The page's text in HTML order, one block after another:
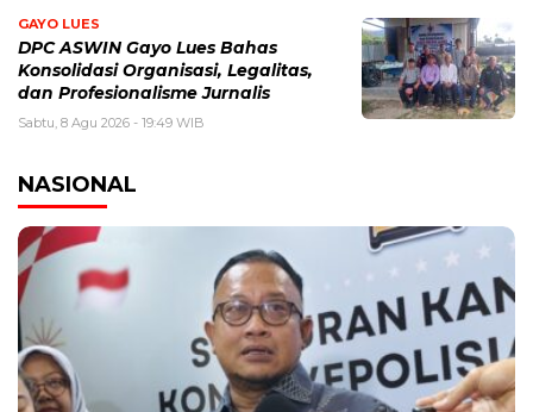
GAYO LUES
DPC ASWIN Gayo Lues Bahas
Konsolidasi Organisasi, Legalitas,
dan Profesionalisme Jurnalis
Sabtu, 8 Agu 2026 - 19:49 WIB
NASIONAL